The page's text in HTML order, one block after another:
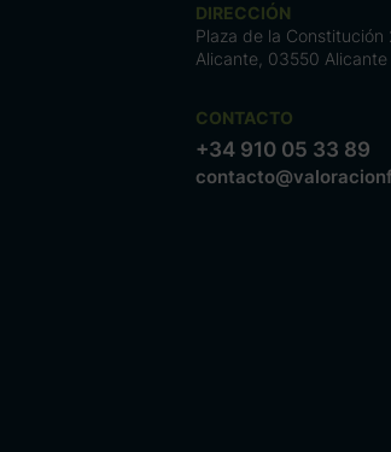
DIRECCIÓN
Plaza de la Constitución
Alicante, 03550 Alicante
CONTACTO
+34 910 05 33 89